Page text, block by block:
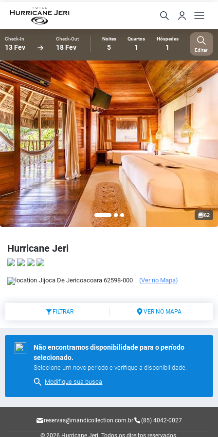
Check-In
13 Fev
Check-Out
18 Fev
Noites
5
Quartos
1
Hóspedes
1 Editar
Hurricane Jeri
Jijoca De Jericoacoara 62598-000 (Ver no Mapa)
62
FILTRAR VER NO MAPA
Não encontramos disponibilidade para o período
selecionado.
Selecione um novo período e verifique a disponibilidade.
Modifique sua busca
reservas@mandicollection.com.br (85) 4042-0027
© 2026 Hurricane Jeri. Todos os direitos reservados.